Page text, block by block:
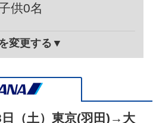
供0名
変更する▼
（土） 東京(羽田) → 大